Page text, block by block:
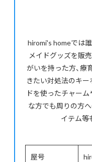
hiromi's homeでは
メイドグッズを販
がいを持った方、療
きたい対処法のキー
ドを使ったチャー
な方でも周りの方
イテム等
屋号